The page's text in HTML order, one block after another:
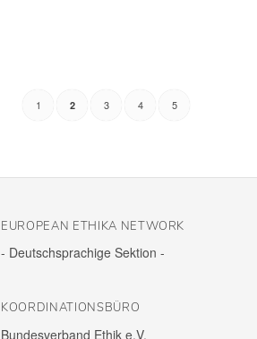
1 2 3 4 5
EURO­PEAN ETHIKA NETWORK
- Deutsch­spra­chige Sektion -
KOOR­DI­NA­TI­ONS­BÜRO
Bundes­ver­band Ethik e.V.